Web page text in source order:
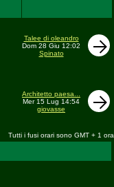
Talee di oleandro
Dom 28 Giu 12:02
Spinato
Architetto paesa...
Mer 15 Lug 14:54
giovasse
Tutti i fusi orari sono GMT + 1 ora